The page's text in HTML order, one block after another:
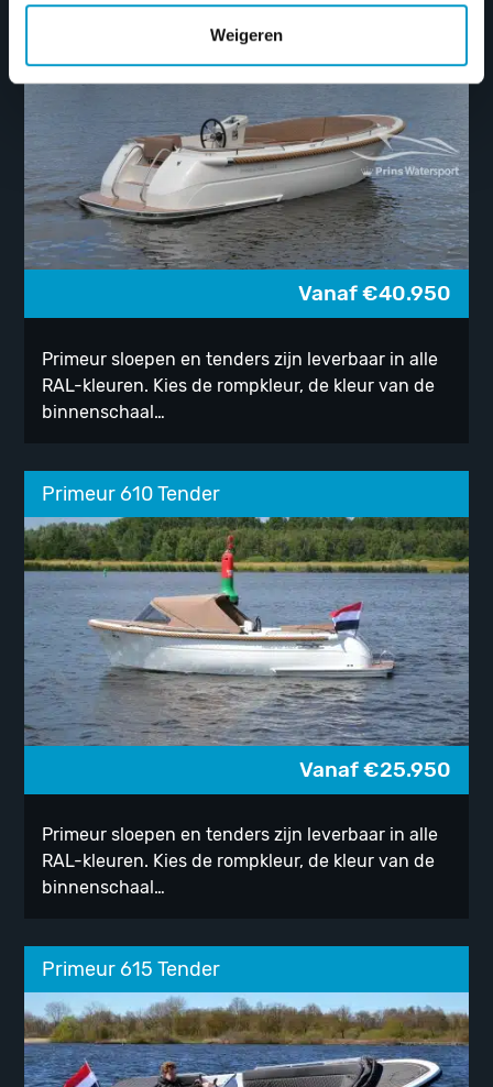
Weigeren
Vanaf€40.950
Primeur sloepen en tenders zijn leverbaar in alle
RAL-kleuren. Kies de rompkleur, de kleur van de
binnenschaal…
Primeur 610 Tender
Vanaf€25.950
Primeur sloepen en tenders zijn leverbaar in alle
RAL-kleuren. Kies de rompkleur, de kleur van de
binnenschaal…
Primeur 615 Tender